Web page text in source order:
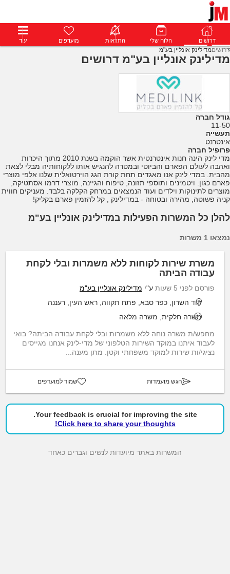
דרושים פרופילים הודעות פרימיום דרושים הלוח שלי התראות מועדפים עוד
דרושיםמדילינק אונליין בע"מ
מדילינק אונליין בע"מ דרושים
גודל חברה
11-50
תעשייה
אינטרנט
פרופיל חברה
מדי לינק הינה חנות אינטרנטית אשר הוקמה בשנת 2010 מתוך היכרות
ואהבה לעולם הפארם והביוטי ובמטרה להנגיש אותו ללקוחותיה מבלי לצאת
מהבית. במדי לינק אנו מאגדים תחת קורת הגג הוירטואלית שלנו אלפי מוצרי
פארם כגון: ויטמינים ותוספי תזונה, טיפוח והגיינה, מוצרי דרמו אסתטיקה,
מוצרים לתינוקות וילדים ועוד הנמצאים במרחק הקלקה בלבד. מעניקים חווית
קניה פשוטה, מהירה ובטוחה - במדילינק , קל להזמין פארם בקליק!
להלן כל המשרות הפעילות במדילינק אונליין בע"מ
נמצאו 1 משרות
משרת שירות לקוחות ללא משמרות ובלי לקחת
עבודה הביתה
פורסם לפני 5 שעות ע"י מדילינק אונליין בע"מ
הוד השרון, כפר סבא, פתח תקווה, ראש העין, רעננה
משרה חלקית, משרה מלאה
מחפש/ת משרה נוחה ללא משמרות ובלי לקחת עבודה הביתה? בואי
לעבוד איתנו במוקד השירות הטלפוני של מדי-לינק אנחנו מגייסים
נציגי/ות שירות למוקד משפחתי וקטן. מתן מענה...
הגש מועמדות שמור למועדפים
Your feedback is crucial for improving the site.
Click here to share your thoughts!
המשרות באתר מיועדות לנשים וגברים כאחד